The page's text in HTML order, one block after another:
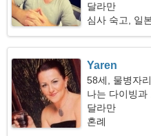
달라만
심사 숙고, 일
Yaren
58세, 물병자리
나는 다이빙과
달라만
혼례